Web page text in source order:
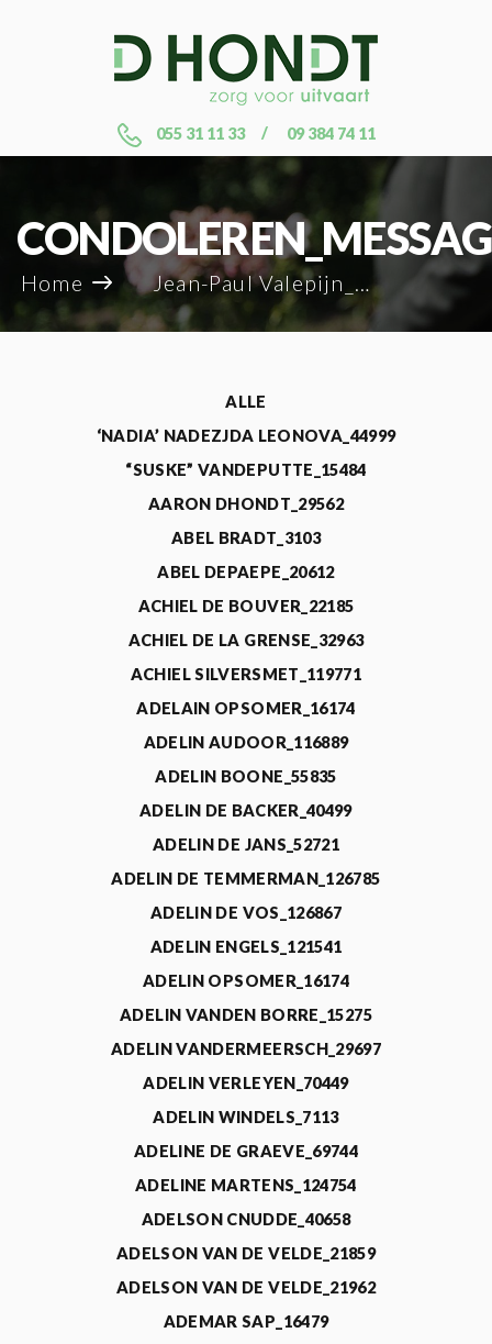
055 31 11 33 09 384 74 11
Home Jean-Paul Valepijn_64189
ALLE
‘NADIA’ NADEZJDA LEONOVA_44999
“SUSKE” VANDEPUTTE_15484
AARON DHONDT_29562
ABEL BRADT_3103
ABEL DEPAEPE_20612
ACHIEL DE BOUVER_22185
ACHIEL DE LA GRENSE_32963
ACHIEL SILVERSMET_119771
ADELAIN OPSOMER_16174
ADELIN AUDOOR_116889
ADELIN BOONE_55835
ADELIN DE BACKER_40499
ADELIN DE JANS_52721
ADELIN DE TEMMERMAN_126785
ADELIN DE VOS_126867
ADELIN ENGELS_121541
ADELIN OPSOMER_16174
ADELIN VANDEN BORRE_15275
ADELIN VANDERMEERSCH_29697
ADELIN VERLEYEN_70449
ADELIN WINDELS_7113
ADELINE DE GRAEVE_69744
ADELINE MARTENS_124754
ADELSON CNUDDE_40658
ADELSON VAN DE VELDE_21859
ADELSON VAN DE VELDE_21962
ADEMAR SAP_16479